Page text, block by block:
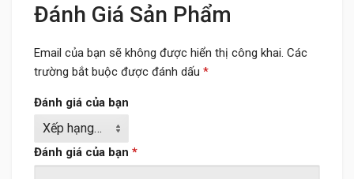
Đánh Giá Sản Phẩm
Email của bạn sẽ không được hiển thị công khai. Các
trường bắt buộc được đánh dấu *
Đánh giá của bạn
Đánh giá của bạn *